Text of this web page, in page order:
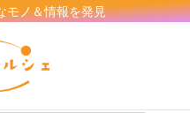
モノ＆情報を発見